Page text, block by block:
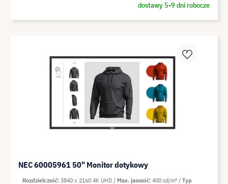
dostawy 5-9 dni robocze
NEC 60005961 50" Monitor dotykowy
Rozdzielczość 3840 x 2160 4K UHD Max. jasność 400 cd/m²
Typ